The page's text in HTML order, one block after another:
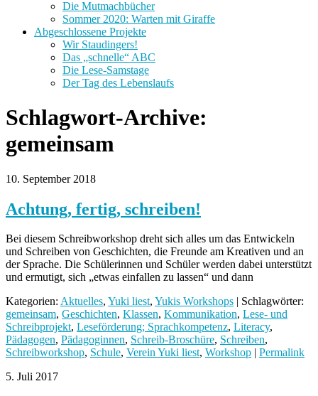
Die Mutmachbücher
Sommer 2020: Warten mit Giraffe
Abgeschlossene Projekte
Wir Staudingers!
Das „schnelle“ ABC
Die Lese-Samstage
Der Tag des Lebenslaufs
Schlagwort-Archive:
gemeinsam
10. September 2018
Achtung, fertig, schreiben!
Bei diesem Schreibworkshop dreht sich alles um das Entwickeln
und Schreiben von Geschichten, die Freunde am Kreativen und an
der Sprache. Die Schülerinnen und Schüler werden dabei unterstützt
und ermutigt, sich „etwas einfallen zu lassen“ und dann
Kategorien: Aktuelles, Yuki liest, Yukis Workshops | Schlagwörter:
gemeinsam, Geschichten, Klassen, Kommunikation, Lese- und
Schreibprojekt, Leseförderung; Sprachkompetenz, Literacy,
Pädagogen, Pädagoginnen, Schreib-Broschüre, Schreiben,
Schreibworkshop, Schule, Verein Yuki liest, Workshop
Permalink
5. Juli 2017